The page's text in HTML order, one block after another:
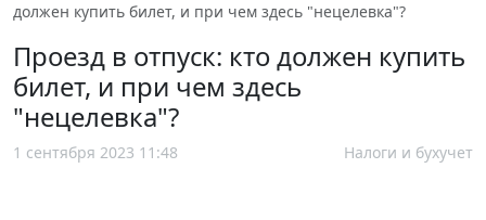
должен купить билет, и при чем здесь "нецелевка"?
Проезд в отпуск: кто должен купить
билет, и при чем здесь
"нецелевка"?
1 сентября 2023 11:48 Налоги и бухучет